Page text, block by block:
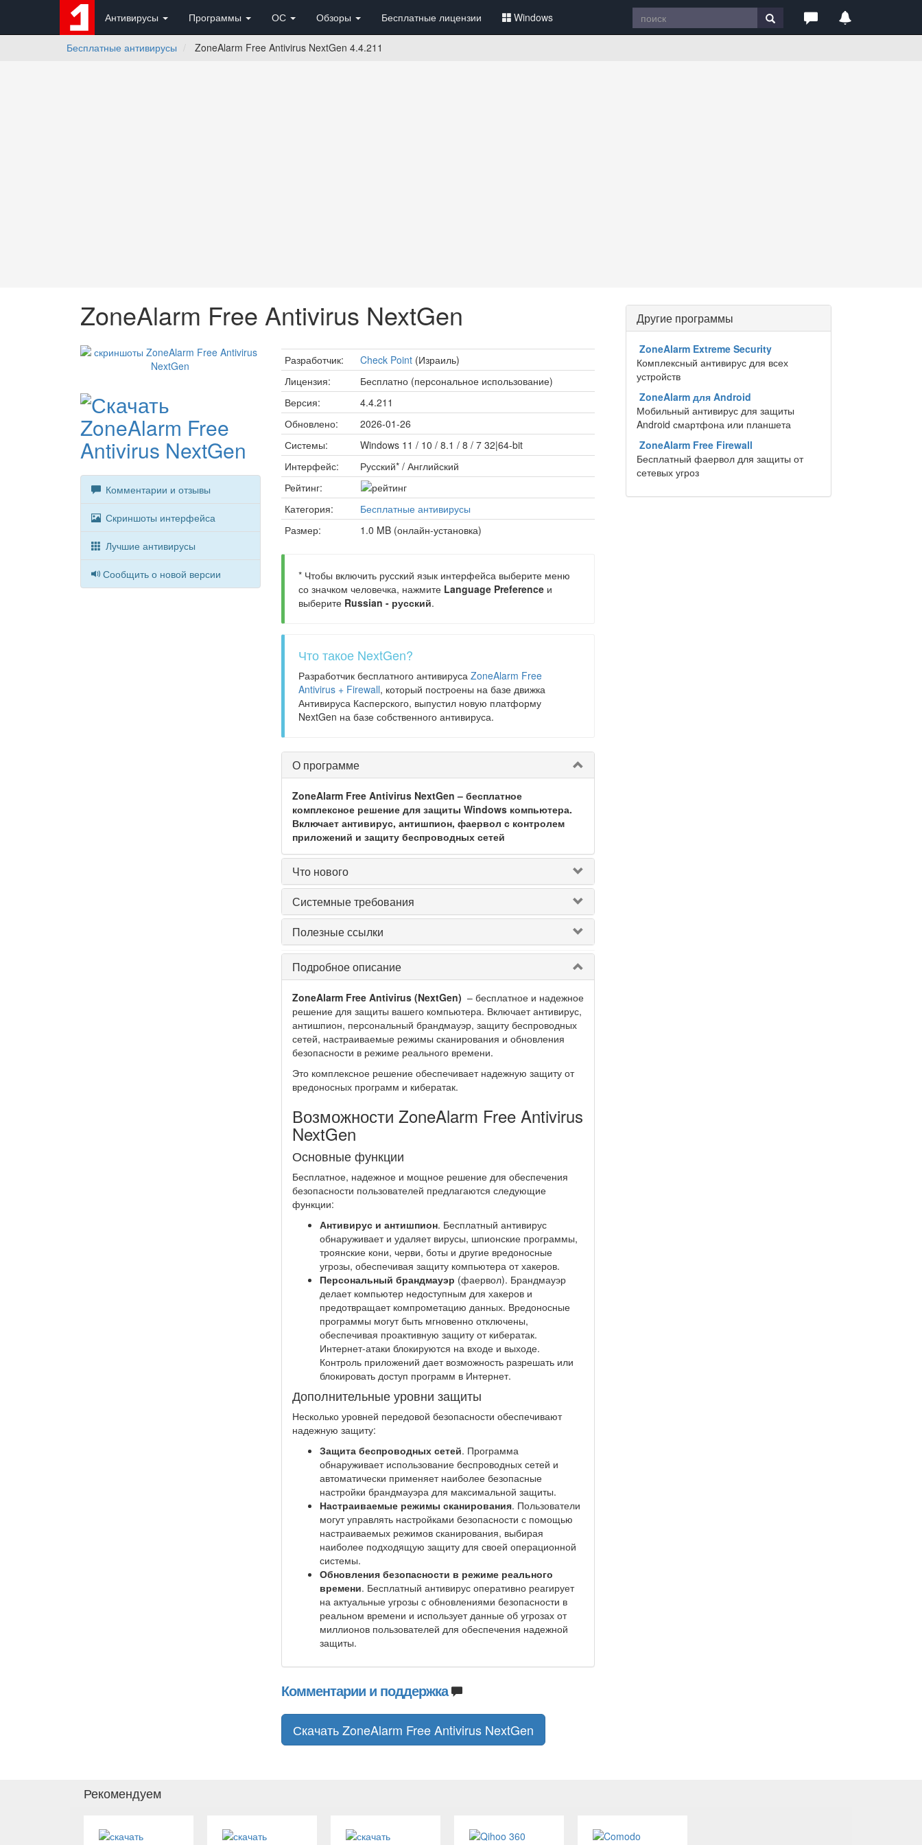
Антивирусы Программы ОС Обзоры Бесплатные лицензии Windows
Бесплатные антивирусы ZoneAlarm Free Antivirus NextGen 4.4.211
ZoneAlarm Free Antivirus NextGen
Комментарии и отзывы
Скриншоты интерфейса
Лучшие антивирусы
Сообщить о новой версии
Разработчик: Check Point(Израиль)
Лицензия:
Бесплатно (персональное использование)
Версия:
4.4.211
Обновлено:
2026-01-26
Системы:
Windows 11 / 10 / 8.1 / 8 / 7 32|64-bit
Интерфейс:
Русский* / Английский
Рейтинг:
Категория:
Бесплатные антивирусы
Размер:
1.0 MB (онлайн-установка)
* Чтобы включить русский язык интерфейса выберите меню
со значком человечка, нажмите Language Preferenceи
выберите Russian - русский.
Что такое NextGen?
Разработчик бесплатного антивируса ZoneAlarm Free
Antivirus + Firewall, который построены на базе движка
Антивируса Касперского, выпустил новую платформу
NextGen на базе собственного антивируса.
О программе
ZoneAlarm Free Antivirus NextGen – бесплатное
комплексное решение для защиты Windows компьютера.
Включает антивирус, антишпион, фаервол с контролем
приложений и защиту беспроводных сетей
Что нового
Системные требования
Полезные ссылки
Подробное описание
ZoneAlarm Free Antivirus (NextGen) – бесплатное и надежное
решение для защиты вашего компьютера. Включает антивирус,
антишпион, персональный брандмауэр, защиту беспроводных
сетей, настраиваемые режимы сканирования и обновления
безопасности в режиме реального времени.
Это комплексное решение обеспечивает надежную защиту от
вредоносных программ и кибератак.
Возможности ZoneAlarm Free Antivirus
NextGen
Основные функции
Бесплатное, надежное и мощное решение для обеспечения
безопасности пользователей предлагаются следующие
функции:
Антивирус и антишпион. Бесплатный антивирус
обнаруживает и удаляет вирусы, шпионские программы,
троянские кони, черви, боты и другие вредоносные
угрозы, обеспечивая защиту компьютера от хакеров.
Персональный брандмауэр (фаервол). Брандмауэр
делает компьютер недоступным для хакеров и
предотвращает компрометацию данных. Вредоносные
программы могут быть мгновенно отключены,
обеспечивая проактивную защиту от кибератак.
Интернет-атаки блокируются на входе и выходе.
Контроль приложений дает возможность разрешать или
блокировать доступ программ в Интернет.
Дополнительные уровни защиты
Несколько уровней передовой безопасности обеспечивают
надежную защиту:
Защита беспроводных сетей. Программа
обнаруживает использование беспроводных сетей и
автоматически применяет наиболее безопасные
настройки брандмауэра для максимальной защиты.
Настраиваемые режимы сканирования. Пользователи
могут управлять настройками безопасности с помощью
настраиваемых режимов сканирования, выбирая
наиболее подходящую защиту для своей операционной
системы.
Обновления безопасности в режиме реального
времени. Бесплатный антивирус оперативно реагирует
на актуальные угрозы с обновлениями безопасности в
реальном времени и использует данные об угрозах от
миллионов пользователей для обеспечения надежной
защиты.
Комментарии и поддержка
Скачать ZoneAlarm Free Antivirus NextGen
Другие программы
ZoneAlarm Extreme Security
Комплексный антивирус для всех
устройств
ZoneAlarm для Android
Мобильный антивирус для защиты
Android смартфона или планшета
ZoneAlarm Free Firewall
Бесплатный фаервол для защиты от
сетевых угроз
Рекомендуем